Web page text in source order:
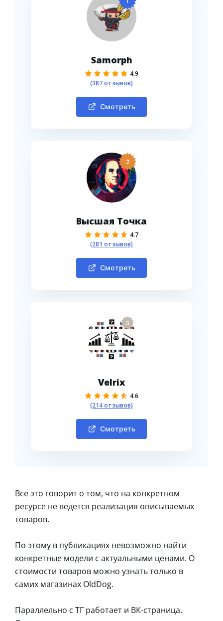
Samorph
4.9
(387 отзывов)
Смотреть
2
Высшая Точка
4.7
(281 отзывов)
Смотреть
3
Velrix
4.6
(214 отзывов)
Смотреть
Все это говорит о том, что на конкретном
ресурсе не ведется реализация описываемых
товаров.
По этому в публикациях невозможно найти
конкретные модели с актуальными ценами. О
стоимости товаров можно узнать только в
самих магазинах OldDog.
Параллельно с ТГ работает и ВК-страница.